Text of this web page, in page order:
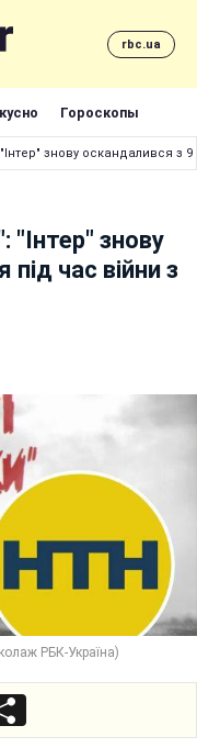
rbc.ua
Гороскопы
знову оскандалився з
"Інтер" знову
час війни з
РБК-Україна)